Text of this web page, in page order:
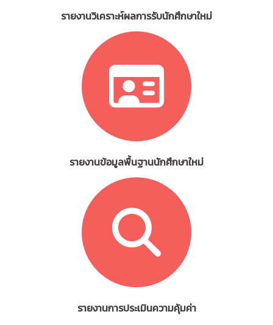
รายงานวิเคราะห์ผลการรับนักศึกษาใหม่
รายงานข้อมูลพื้นฐานนักศึกษาใหม่
รายงานการประเมินความคุ้มค่า